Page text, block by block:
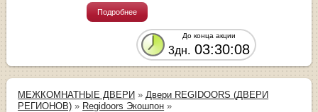
Подробнее
До конца акции
3дн. 03:30:08
МЕЖКОМНАТНЫЕ ДВЕРИ » Двери REGIDOORS (ДВЕРИ
РЕГИОНОВ) » Regidoors Экошпон »